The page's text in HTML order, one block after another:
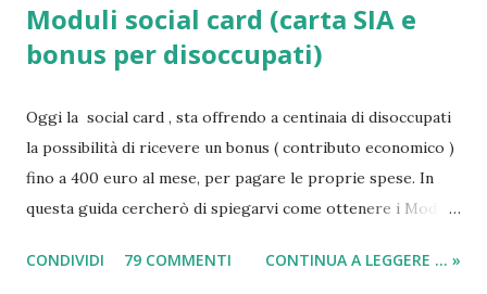
Moduli social card (carta SIA e
bonus per disoccupati)
Oggi la social card , sta offrendo a centinaia di disoccupati
la possibilità di ricevere un bonus ( contributo economico )
fino a 400 euro al mese, per pagare le proprie spese. In
questa guida cercherò di spiegarvi come ottenere i Moduli
(per il sussidio di 400 euro al mese per nucleo familiare),
CONDIVIDI 79 COMMENTI CONTINUA A LEGGERE ... »